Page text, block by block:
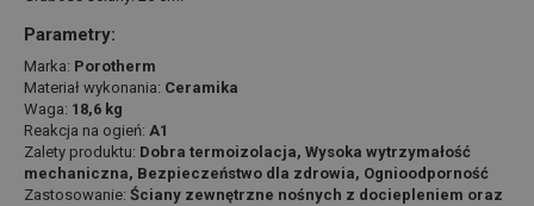
Parametry:
Marka: Porotherm
Materiał wykonania: Ceramika
Waga: 18,6 kg
Reakcja na ogień: A1
Zalety produktu: Dobra termoizolacja, Wysoka wytrzymałość
mechaniczna, Bezpieczeństwo dla zdrowia, Ognioodporność
Zastosowanie: Ściany zewnętrzne nośnych z dociepleniem oraz